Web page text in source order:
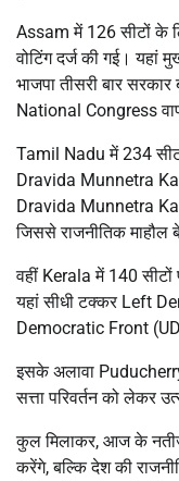
Assam में 126 सीटों के
वोटिंग दर्ज की गई। यहां
भाजपा तीसरी बार
National Congress
Tamil Nadu में 234
Dravida Munnetra
Dravida Munnetra
जिससे राजनीतिक माहौल
वहीं Kerala में 140
यहां सीधी टक्कर Left
Democratic Front
इसके अलावा
सत्ता परिवर्तन को लेकर
कुल मिलाकर, आज के नतीजे
करेंगे, बल्कि देश की